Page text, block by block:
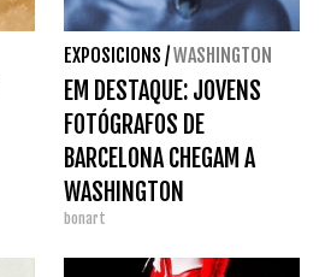
EXPOSICIONS /WASHINGTON
EM DESTAQUE: JOVENS
FOTÓGRAFOS DE
BARCELONA CHEGAM A
WASHINGTON
bonart